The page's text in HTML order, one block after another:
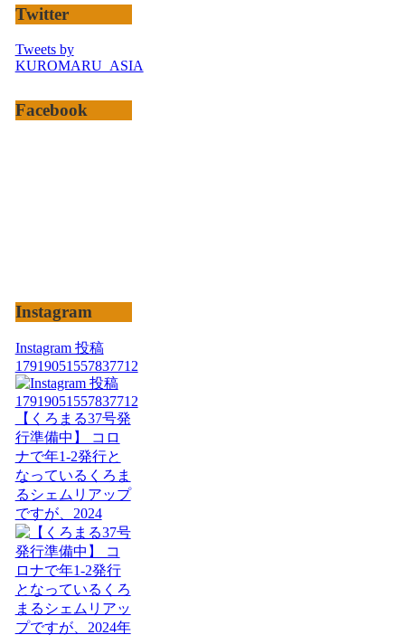
Twitter
Tweets by
KUROMARU_ASIA
Facebook
Instagram
Instagram 投稿
17919051557837712
【くろまる37号発
行準備中】 コロ
ナで年1-2発行と
なっているくろま
るシェムリアップ
ですが、2024